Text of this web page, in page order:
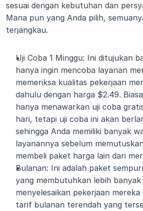
sesuai dengan kebutuhan dan
Mana pun yang Anda pilih,
terjangkau.
Uji Coba 1 Minggu: Ini ditujukan
hanya ingin mencoba layanan
memeriksa kualitas pekerjaan
dahulu dengan harga $2.49.
hanya menawarkan uji coba
hari, tetapi uji coba ini akan
sehingga Anda memiliki banyak
layanannya sebelum
membeli paket harga lain dari
Bulanan: Ini adalah paket
yang membutuhkan lebih
menyelesaikan pekerjaan mereka
tarif bulanan terendah yang